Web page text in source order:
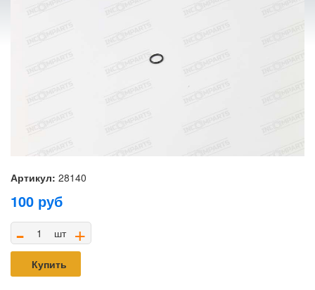
Артикул: 28140
100 руб
- шт +
Купить